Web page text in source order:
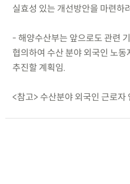
실효성 있는 개선방안을 마련하
- 해양수산부는 앞으로도 관련
협의하여 수산 분야 외국인 노
추진할 계획임.
<참고> 수산분야 외국인 근로자